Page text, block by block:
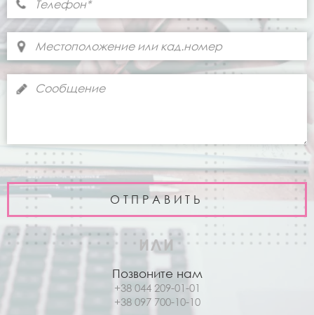
ИЛИ
Позвоните нам
+38 044 209-01-01
+38 097 700-10-10